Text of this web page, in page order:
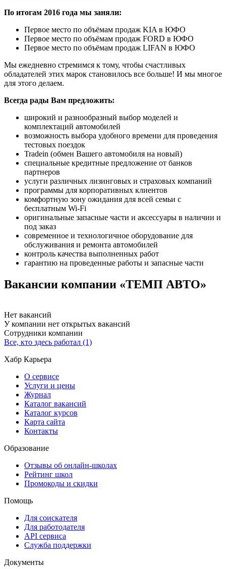
По итогам 2016 года мы заняли:
Первое место по объёмам продаж KIA в ЮФО
Первое место по объёмам продаж FORD в ЮФО
Первое место по объёмам продаж LIFAN в ЮФО
Мы ежедневно стремимся к тому, чтобы счастливых
обладателей этих марок становилось все больше! И мы многое
для этого делаем.
Всегда рады Вам предложить:
широкий и разнообразный выбор моделей и
комплектаций автомобилей
возможность выбора удобного времени для проведения
тестовых поездок
Tradein (обмен Вашего автомобиля на новый)
специальные кредитные предложение от банков
партнеров
услуги различных лизинговых и страховых компаний
программы для корпоративных клиентов
комфортную зону ожидания для всей семьи с
бесплатным Wi-Fi
оригинальные запасные части и аксессуары в наличии и
под заказ
современное и технологичное оборудование для
обслуживания и ремонта автомобилей
контроль качества выполненных работ
гарантию на проведенные работы и запасные части
Вакансии компании «ТЕМП АВТО»
Нет вакансий
У компании нет открытых вакансий
Сотрудники компании
Все, кто здесь работал (1)
Хабр Карьера
О сервисе
Услуги и цены
Журнал
Каталог вакансий
Каталог курсов
Карта сайта
Контакты
Образование
Отзывы об онлайн-школах
Рейтинг школ
Промокоды и скидки
Помощь
Для соискателя
Для работодателя
API сервиса
Служба поддержки
Документы